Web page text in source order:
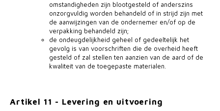
omstandigheden zijn blootgesteld of anderszins
onzorgvuldig worden behandeld of in strijd zijn met
de aanwijzingen van de ondernemer en/of op de
verpakking behandeld zijn;
de ondeugdelijkheid geheel of gedeeltelijk het
gevolg is van voorschriften die de overheid heeft
gesteld of zal stellen ten aanzien van de aard of de
kwaliteit van de toegepaste materialen.
Artikel 11 - Levering en uitvoering